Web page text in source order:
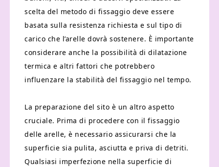
scelta del metodo di fissaggio deve essere
basata sulla resistenza richiesta e sul tipo di
carico che l’arelle dovrà sostenere. È importante
considerare anche la possibilità di dilatazione
termica e altri fattori che potrebbero
influenzare la stabilità del fissaggio nel tempo.
La preparazione del sito è un altro aspetto
cruciale. Prima di procedere con il fissaggio
delle arelle, è necessario assicurarsi che la
superficie sia pulita, asciutta e priva di detriti.
Qualsiasi imperfezione nella superficie di